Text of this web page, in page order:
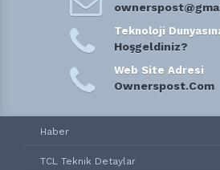
Teknoloji
Hoşgeldiniz?
Web Site Adresi
Ownerspost.Com
Haber
TCL Teknik Detaylar